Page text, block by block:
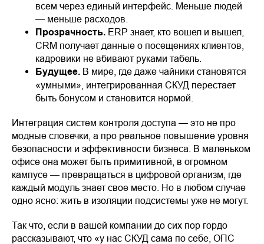
всем через единый интерфейс. Меньше людей
— меньше расходов.
Прозрачность. ERP знает, кто вошел и вышел,
CRM получает данные о посещениях клиентов,
кадровики не вбивают руками табель.
Будущее. В мире, где даже чайники становятся
«умными», интегрированная СКУД перестает
быть бонусом и становится нормой.
Интеграция систем контроля доступа — это не про
модные словечки, а про реальное повышение уровня
безопасности и эффективности бизнеса. В маленьком
офисе она может быть примитивной, в огромном
кампусе — превращаться в цифровой организм, где
каждый модуль знает свое место. Но в любом случае
одно ясно: жить в изоляции подсистемы уже не могут.
Так что, если в вашей компании до сих пор гордо
рассказывают, что «у нас СКУД сама по себе, ОПС